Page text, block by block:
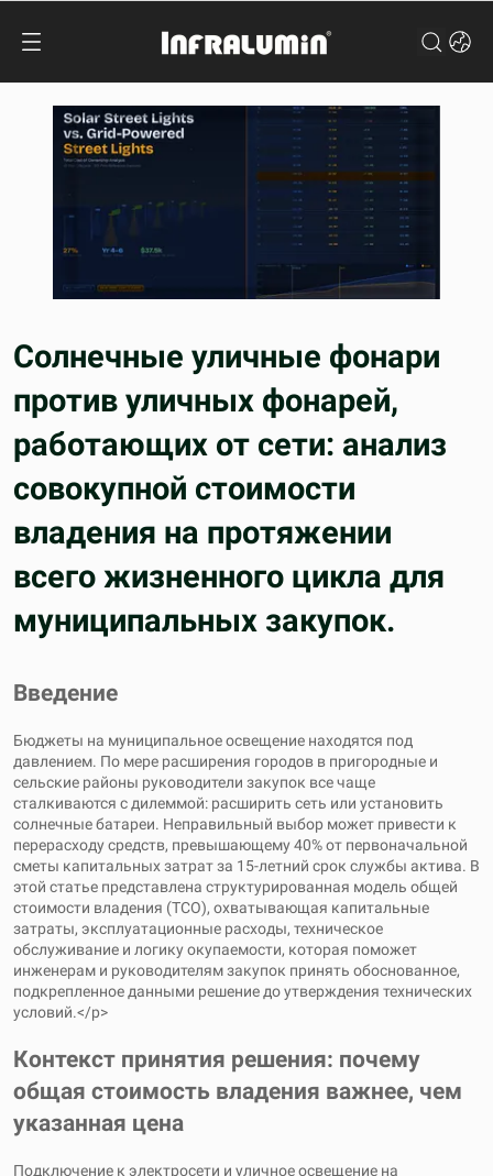
Солнечные уличные фонари
против уличных фонарей,
работающих от сети: анализ
совокупной стоимости
владения на протяжении
всего жизненного цикла для
муниципальных закупок.
Введение
Бюджеты на муниципальное освещение находятся под
давлением. По мере расширения городов в пригородные и
сельские районы руководители закупок все чаще
сталкиваются с дилеммой: расширить сеть или установить
солнечные батареи. Неправильный выбор может привести к
перерасходу средств, превышающему 40% от первоначальной
сметы капитальных затрат за 15-летний срок службы актива. В
этой статье представлена ​​структурированная модель общей
стоимости владения (TCO), охватывающая капитальные
затраты, эксплуатационные расходы, техническое
обслуживание и логику окупаемости, которая поможет
инженерам и руководителям закупок принять обоснованное,
подкрепленное данными решение до утверждения технических
условий.</p>
Контекст принятия решения: почему
общая стоимость владения важнее, чем
указанная цена
Подключение к электросети и уличное освещение на